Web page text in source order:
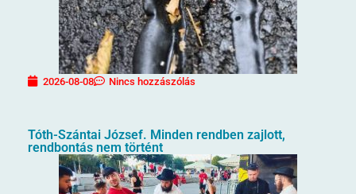
2026-08-08 Nincs hozzászólás
Tóth-Szántai József. Minden rendben zajlott,
rendbontás nem történt